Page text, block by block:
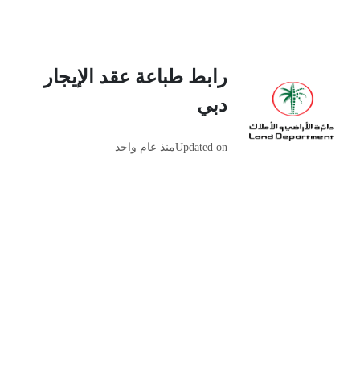
رابط طباعة عقد الإيجار
دبي
Updated onمنذ عام واحد